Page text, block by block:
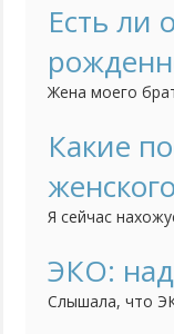
Есть ли
Жена моего
Она уже была
понимают
Какие
Я сейчас
обследования,
наступит сама
ЭКО:
Слышала, что